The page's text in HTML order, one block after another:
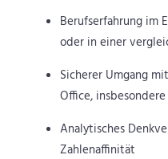
Berufserfahrung im
oder in einer
Sicherer Umgang
Office,
Analytisches
Zahlenaffinität